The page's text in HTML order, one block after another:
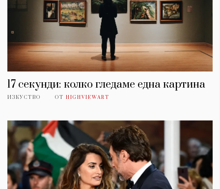
17 секунди: колко гледаме една картина
ИЗКУСТВО ОТ HIGHVIEWART